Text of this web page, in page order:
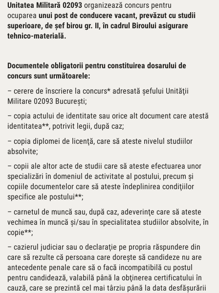
Unitatea Militară 02093 organizează concurs pentru
ocuparea unui post de conducere vacant, prevăzut cu studii
superioare, de şef birou gr. II,în cadrul Biroului asigurare
tehnico-materială.
Documentele obligatorii pentru constituirea dosarului de
concurs sunt următoarele:
– cerere de înscriere la concurs* adresată şefului Unităţii
Militare 02093 Bucureşti;
– copia actului de identitate sau orice alt document care atestă
identitatea**, potrivit legii, după caz;
– copia diplomei de licenţă, care să ateste nivelul studiilor
absolvite;
– copii ale altor acte de studii care să ateste efectuarea unor
specializări în domeniul de activitate al postului, precum şi
copiile documentelor care să ateste îndeplinirea condiţiilor
specifice ale postului**;
– carnetul de muncă sau, după caz, adeverinţe care să ateste
vechimea în muncă şi/sau în specialitatea studiilor absolvite, în
copie**;
– cazierul judiciar sau o declaraţie pe propria răspundere din
care să rezulte că persoana care doreşte să candideze nu are
antecedente penale care să o facă incompatibilă cu postul
pentru candidează, valabilă până la obţinerea certificatului în
cauză, care se prezintă cel mai târziu până la data desfăşurării